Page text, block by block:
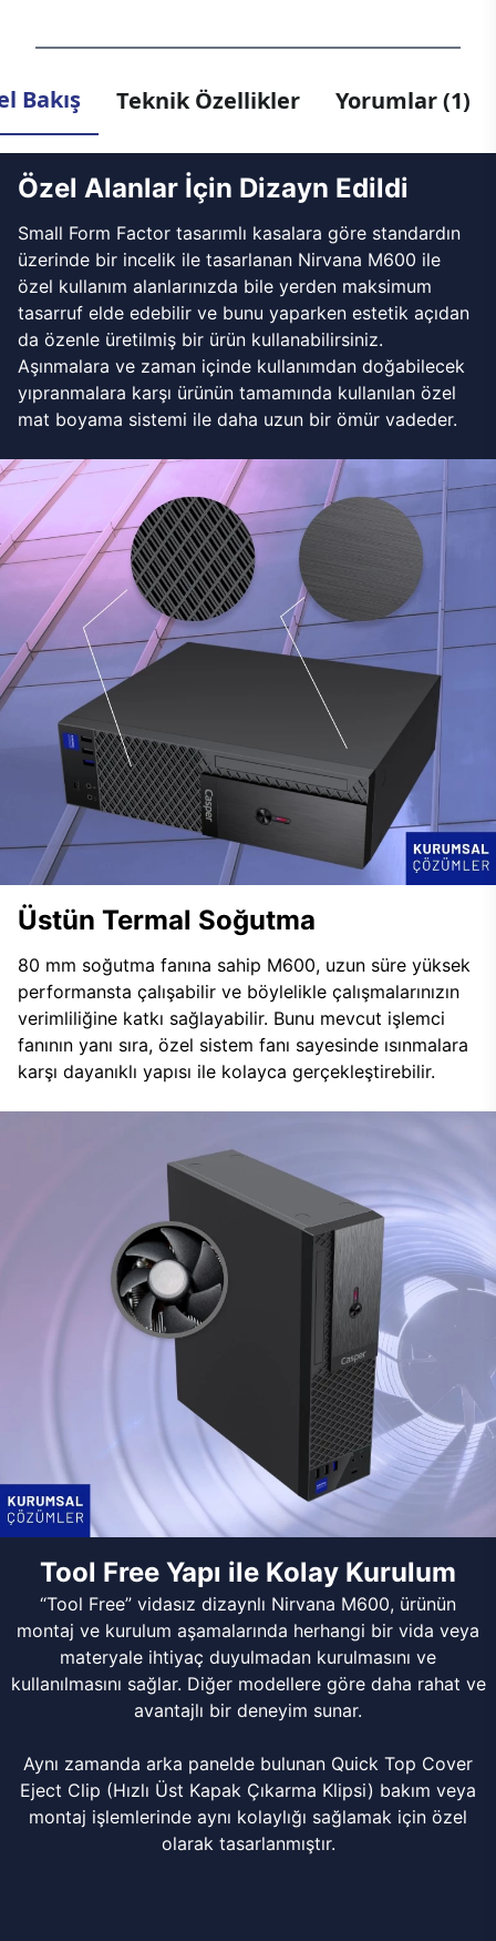
Bakış Teknik Özellikler Yorumlar (1)
Özel Alanlar İçin Dizayn Edildi
Small Form Factor tasarımlı kasalara göre standardın
üzerinde bir incelik ile tasarlanan Nirvana M600 ile
özel kullanım alanlarınızda bile yerden maksimum
tasarruf elde edebilir ve bunu yaparken estetik açıdan
da özenle üretilmiş bir ürün kullanabilirsiniz.
Aşınmalara ve zaman içinde kullanımdan doğabilecek
yıpranmalara karşı ürünün tamamında kullanılan özel
mat boyama sistemi ile daha uzun bir ömür vadeder.
Üstün Termal Soğutma
80 mm soğutma fanına sahip M600, uzun süre yüksek
performansta çalışabilir ve böylelikle çalışmalarınızın
verimliliğine katkı sağlayabilir. Bunu mevcut işlemci
fanının yanı sıra, özel sistem fanı sayesinde ısınmalara
karşı dayanıklı yapısı ile kolayca gerçekleştirebilir.
Tool Free Yapı ile Kolay Kurulum
“Tool Free” vidasız dizaynlı Nirvana M600, ürünün
montaj ve kurulum aşamalarında herhangi bir vida veya
materyale ihtiyaç duyulmadan kurulmasını ve
kullanılmasını sağlar. Diğer modellere göre daha rahat ve
avantajlı bir deneyim sunar.
Aynı zamanda arka panelde bulunan Quick Top Cover
Eject Clip (Hızlı Üst Kapak Çıkarma Klipsi) bakım veya
montaj işlemlerinde aynı kolaylığı sağlamak için özel
olarak tasarlanmıştır.